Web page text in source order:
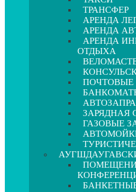
ТРАНСФЕР
АРЕНДА
АРЕНДА
АРЕНДА
ОТДЫХА
ПОЧТОВЫЕ
ЗАРЯДНАЯ
ГАЗОВЫЕ